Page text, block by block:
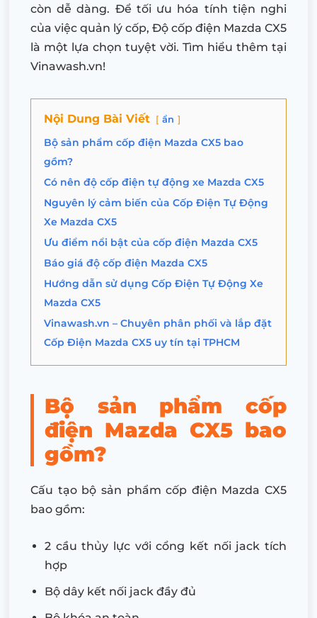
còn dễ dàng. Để tối ưu hóa tính tiện nghi
của việc quản lý cốp, Độ cốp điện Mazda CX5
là một lựa chọn tuyệt vời. Tìm hiểu thêm tại
Vinawash.vn!
Nội Dung Bài Viết ẩn
Bộ sản phẩm cốp điện Mazda CX5 bao
gồm?
Có nên độ cốp điện tự động xe Mazda CX5
Nguyên lý cảm biến của Cốp Điện Tự Động
Xe Mazda CX5
Ưu điểm nổi bật của cốp điện Mazda CX5
Báo giá độ cốp điện Mazda CX5
Hướng dẫn sử dụng Cốp Điện Tự Động Xe
Mazda CX5
Vinawash.vn – Chuyên phân phối và lắp đặt
Cốp Điện Mazda CX5 uy tín tại TPHCM
Bộ sản phẩm cốp
điện Mazda CX5 bao
gồm?
Cấu tạo bộ sản phẩm cốp điện Mazda CX5
bao gồm:
2 cầu thủy lực với cổng kết nối jack tích
hợp
Bộ dây kết nối jack đầy đủ